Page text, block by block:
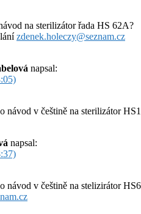
na sterilizátor řada HS 62A?
zdenek.holeczy@seznam.cz
napsal:
návod v češtině na sterilizátor
napsal:
návod v češtině na stelizirátor